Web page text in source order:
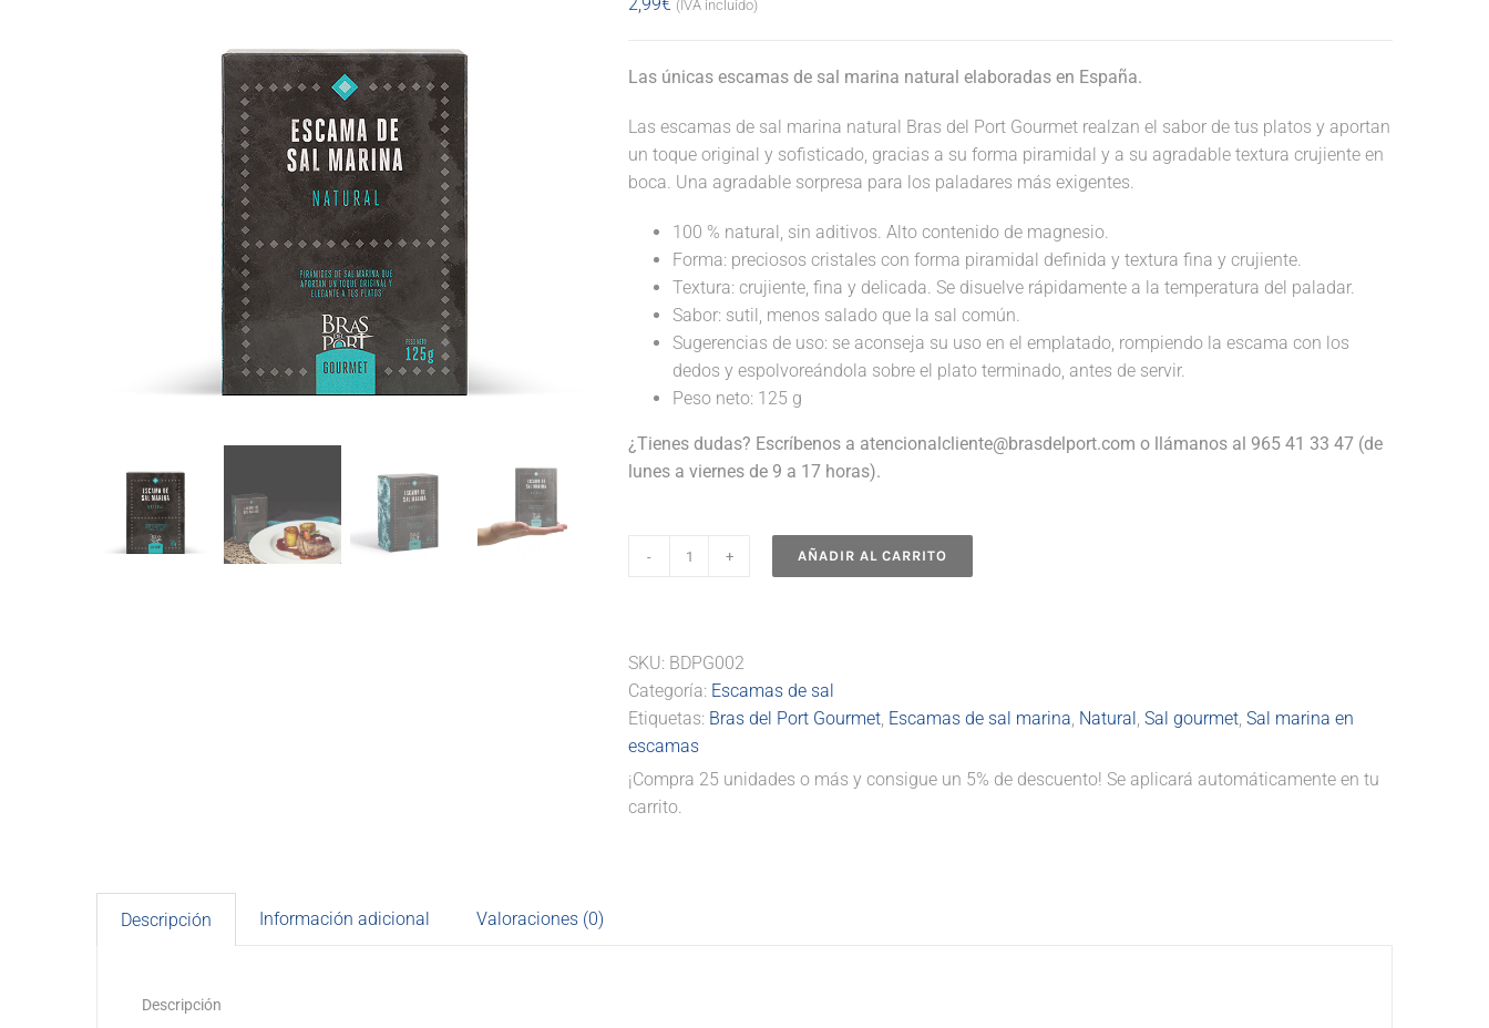
(IVA incluido)
Las únicas escamas de sal marina natural elaboradas en España.
Las escamas de sal marina natural Bras del Port Gourmet realzan el sabor de tus platos y aportan
un toque original y sofisticado, gracias a su forma piramidal y a su agradable textura crujiente en
boca. Una agradable sorpresa para los paladares más exigentes.
100 % natural, sin aditivos. Alto contenido de magnesio.
Forma: preciosos cristales con forma piramidal definida y textura fina y crujiente.
Textura: crujiente, fina y delicada. Se disuelve rápidamente a la temperatura del paladar.
Sabor: sutil, menos salado que la sal común.
Sugerencias de uso: se aconseja su uso en el emplatado, rompiendo la escama con los
dedos y espolvoreándola sobre el plato terminado, antes de servir.
Peso neto: 125 g
¿Tienes dudas? Escríbenos a atencionalcliente@brasdelport.com o llámanos al 965 41 33 47 (de
lunes a viernes de 9 a 17 horas).
Escamas
marina
natural
125
AÑADIR AL CARRITO
SKU: BDPG002
Categoría: Escamas de sal
Etiquetas: Bras del Port Gourmet, Escamas de sal marina, Natural, Sal gourmet, Sal marina en
escamas
¡Compra 25 unidades o más y consigue un 5% de descuento! Se aplicará automáticamente en tu
carrito.
Descripción Información adicional Valoraciones (0)
Descripción